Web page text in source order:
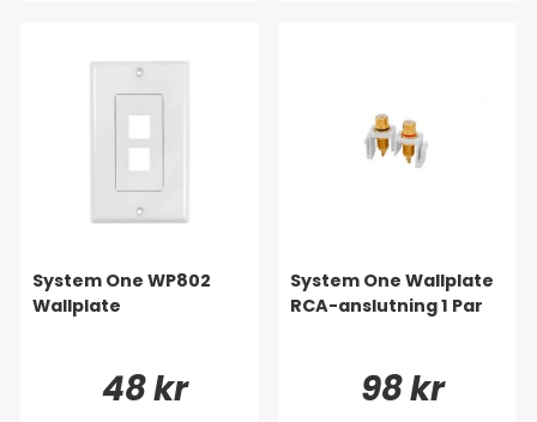
System One WP802
Wallplate
48 kr
System One Wallplate
RCA-anslutning 1 Par
98 kr